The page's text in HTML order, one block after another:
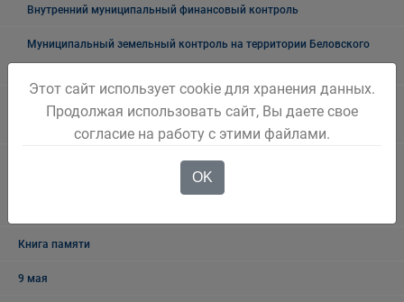
Внутренний муниципальный финансовый контроль
Муниципальный земельный контроль на территории Беловского
Межведомственная антинаркотическая комиссии в Беловском
Наблюдательная комиссия по социальной адаптации лиц,
освободившихся из мест лишения свободы Беловского городского
Книга памяти
9 мая
Этот сайт использует cookie для хранения данных.
Продолжая использовать сайт, Вы даете свое
согласие на работу с этими файлами.
OK